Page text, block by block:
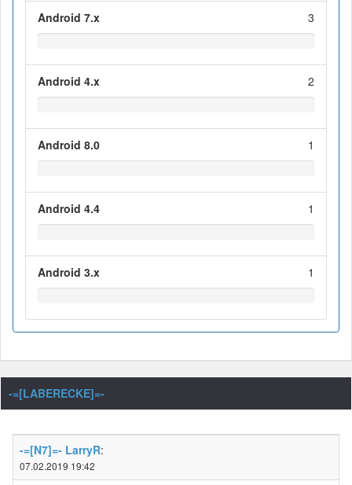
Android 7.x 3
Android 4.x 2
Android 8.0 1
Android 4.4 1
Android 3.x 1
-=[LABERECKE]=-
-=[N7]=- LarryR:
07.02.2019 19:42